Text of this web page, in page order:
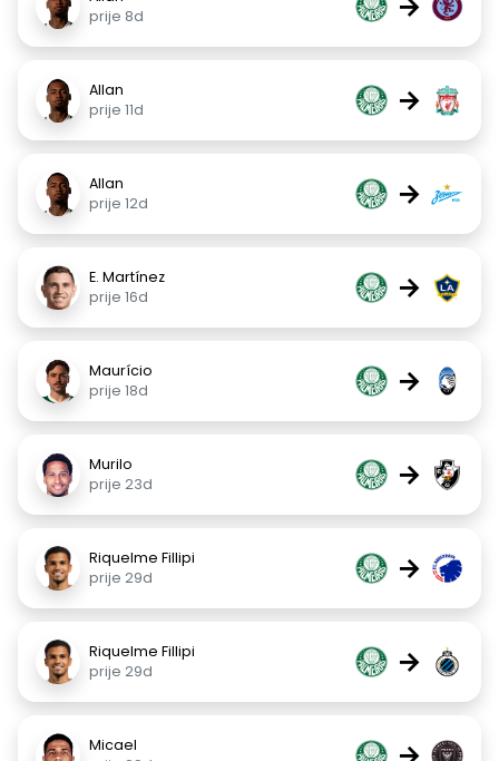
prije 8d
Allan
prije 11d
→
Allan
prije 12d
→
E. Martínez
prije 16d
→
Maurício
prije 18d
→
Murilo
prije 23d
→
Riquelme Fillipi
prije 29d
→
Riquelme Fillipi
prije 29d
→
Micael